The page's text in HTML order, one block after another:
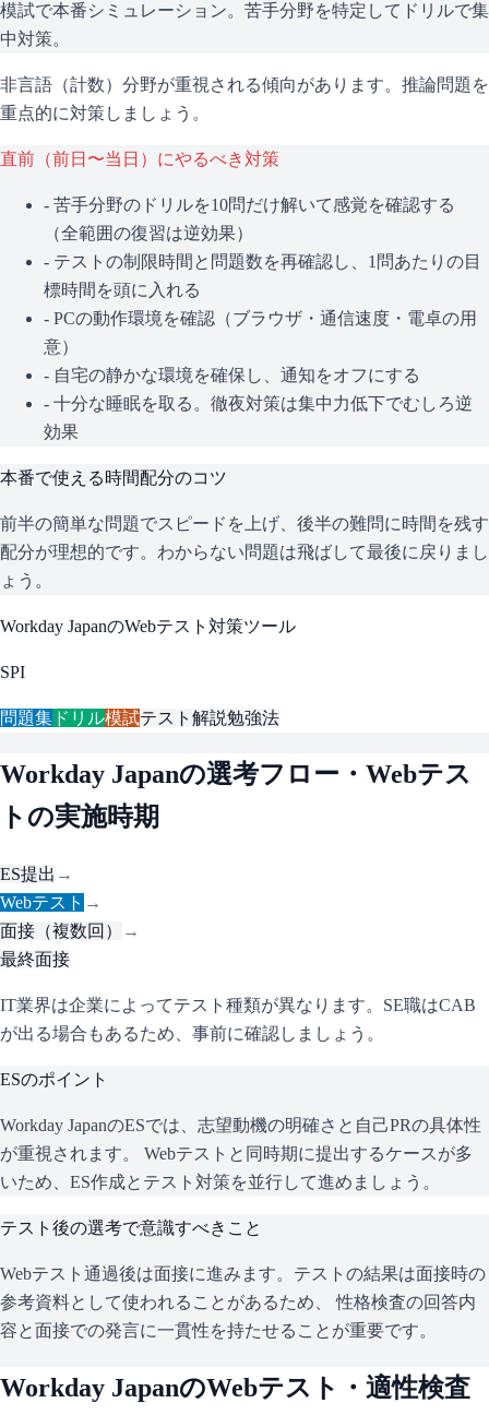
模試で本番シミュレーション。苦手分野を特定してドリルで集
中対策。
非言語（計数）分野が重視される傾向があります。推論問題を
重点的に対策しましょう。
直前（前日〜当日）にやるべき対策
- 苦手分野のドリルを10問だけ解いて感覚を確認する
（全範囲の復習は逆効果）
- テストの制限時間と問題数を再確認し、1問あたりの目
標時間を頭に入れる
- PCの動作環境を確認（ブラウザ・通信速度・電卓の用
意）
- 自宅の静かな環境を確保し、通知をオフにする
- 十分な睡眠を取る。徹夜対策は集中力低下でむしろ逆
効果
本番で使える時間配分のコツ
前半の簡単な問題でスピードを上げ、後半の難問に時間を残す
配分が理想的です。わからない問題は飛ばして最後に戻りまし
ょう。
Workday JapanのWebテスト対策ツール
SPI
問題集 ドリル模試テスト解説勉強法
Workday Japanの選考フロー・Webテス
トの実施時期
ES提出 →
Webテスト →
面接（複数回）
→
最終面接
IT業界は企業によってテスト種類が異なります。SE職はCAB
が出る場合もあるため、事前に確認しましょう。
ESのポイント
Workday JapanのESでは、志望動機の明確さと自己PRの具体性
が重視されます。 Webテストと同時期に提出するケースが多
いため、ES作成とテスト対策を並行して進めましょう。
テスト後の選考で意識すべきこと
Webテスト通過後は面接に進みます。テストの結果は面接時の
参考資料として使われることがあるため、 性格検査の回答内
容と面接での発言に一貫性を持たせることが重要です。
Workday JapanのWebテスト・適性検査